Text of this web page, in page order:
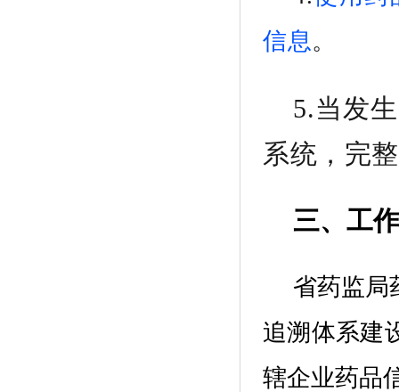
信息。
5.当发
系统，完
三、工
省药监局
追溯体系建
辖企业药品